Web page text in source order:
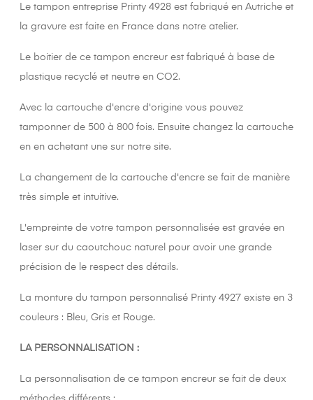
Le tampon entreprise Printy 4928 est fabriqué en Autriche et
la gravure est faite en France dans notre atelier.
Le boitier de ce tampon encreur est fabriqué à base de
plastique recyclé et neutre en CO2.
Avec la cartouche d'encre d'origine vous pouvez
tamponner de 500 à 800 fois. Ensuite changez la cartouche
en en achetant une sur notre site.
La changement de la cartouche d'encre se fait de manière
très simple et intuitive.
L'empreinte de votre tampon personnalisée est gravée en
laser sur du caoutchouc naturel pour avoir une grande
précision de le respect des détails.
La monture du tampon personnalisé Printy 4927 existe en 3
couleurs : Bleu, Gris et Rouge.
LA PERSONNALISATION :
La personnalisation de ce tampon encreur se fait de deux